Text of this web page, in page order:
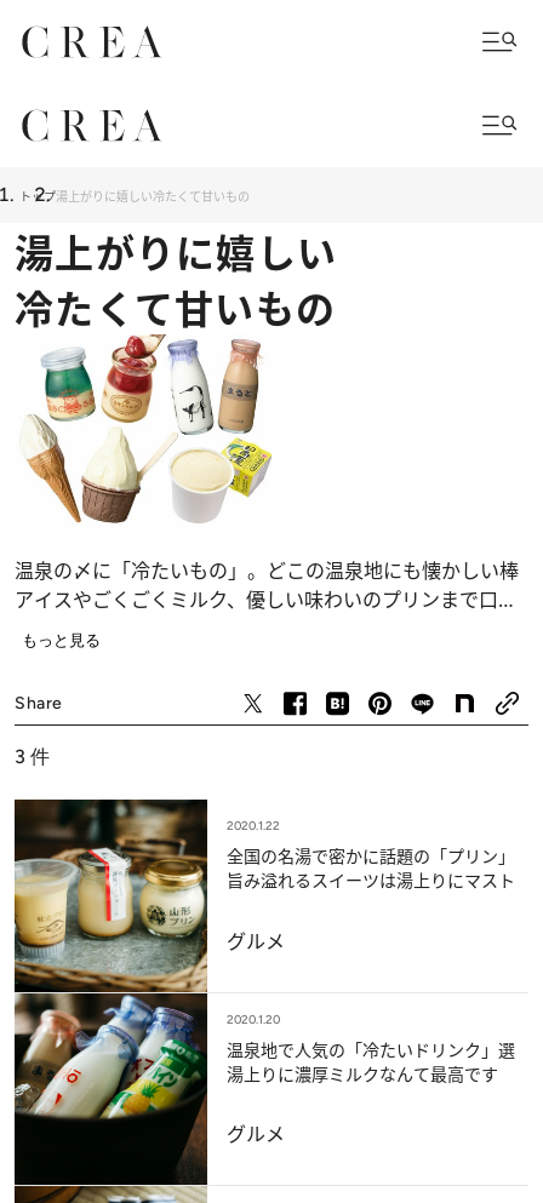
トップ湯上がりに嬉しい冷たくて甘いもの
湯上がりに嬉しい
冷たくて甘いもの
温泉の〆に「冷たいもの」。どこの温泉地にも懐かしい棒
アイスやごくごくミルク、優しい味わいのプリンまで口福
をもたらすものがありました。風呂上がり、腰に手を当て
もっと見る
Share
3 件
2020.1.22
全国の名湯で密かに話題の「プリン」
旨み溢れるスイーツは湯上りにマスト
グルメ
2020.1.20
温泉地で人気の「冷たいドリンク」選
湯上りに濃厚ミルクなんて最高です
グルメ